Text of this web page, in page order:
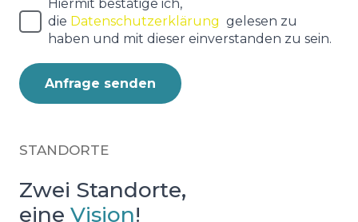
Hiermit bestätige ich,
die Datenschutzerklärung gelesen zu
haben und mit dieser einverstanden zu sein.
Anfrage senden
STANDORTE
Zwei Standorte,
eine Vision!